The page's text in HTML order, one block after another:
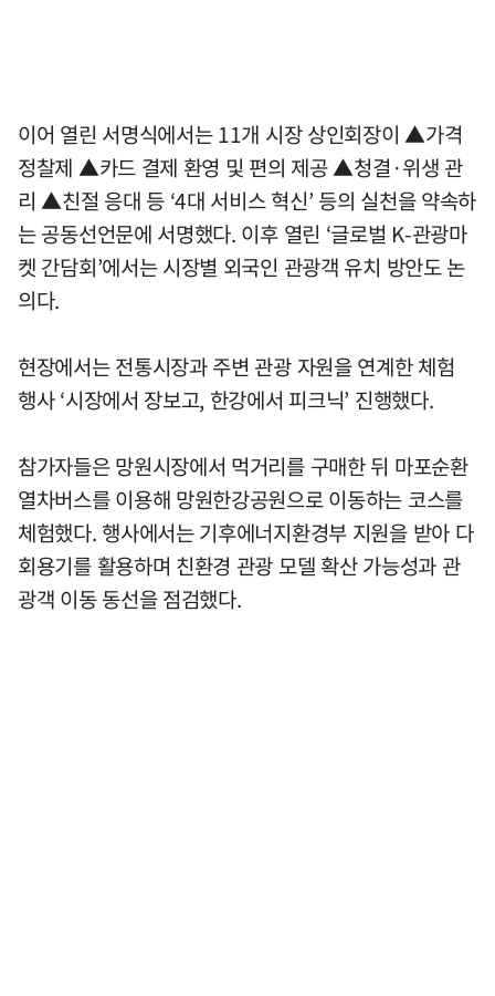
이어 열린 서명식에서는 11개 시장 상인회장이 ▲가격
정찰제 ▲카드 결제 환영 및 편의 제공 ▲청결·위생 관
리 ▲친절 응대 등 ‘4대 서비스 혁신’ 등의 실천을 약속하
는 공동선언문에 서명했다. 이후 열린 ‘글로벌 K-관광마
켓 간담회’에서는 시장별 외국인 관광객 유치 방안도 논
의다.
현장에서는 전통시장과 주변 관광 자원을 연계한 체험
행사 ‘시장에서 장보고, 한강에서 피크닉’ 진행했다.
참가자들은 망원시장에서 먹거리를 구매한 뒤 마포순환
열차버스를 이용해 망원한강공원으로 이동하는 코스를
체험했다. 행사에서는 기후에너지환경부 지원을 받아 다
회용기를 활용하며 친환경 관광 모델 확산 가능성과 관
광객 이동 동선을 점검했다.